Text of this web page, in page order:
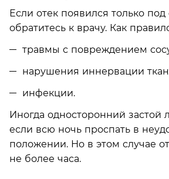
Если отек появился только
обратитесь к врачу. Как
травмы с повреждением
нарушения иннервации
инфекции.
Иногда односторонний застой
если всю ночь проспать в
положении. Но в этом случае
не более часа.